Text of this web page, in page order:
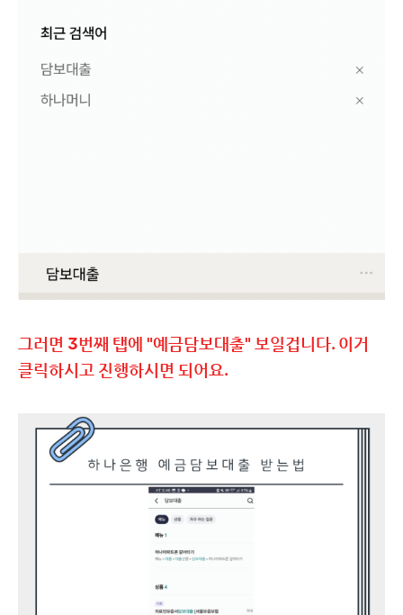
그러면 3번째 탭에 "예금담보대출" 보일겁니다. 이거
클릭하시고 진행하시면 되어요.